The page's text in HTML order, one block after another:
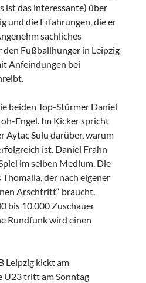
ist das interessante) über
und die Erfahrungen, die er
sachliches
den Fußballhunger in Leipzig
Anfeindungen bei
beiden Top-Stürmer Daniel
Engel. Im Kicker spricht
Aytac Sulu darüber, warum
ist. Daniel Frahn
im selben Medium. Die
der nach eigener
Arschtritt“ braucht.
bis 10.000 Zuschauer
Rundfunk wird einen
Leipzig kickt am
U23 tritt am Sonntag